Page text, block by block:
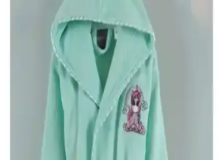
Güvenal Akdeniz ve Özdilek Wedding Bornoz
Setleri Karşılaştırması ve Seçim Rehberi
Bu karşılaştırma, Güvenal Akdeniz ve Özdilek Wedding bornoz
setlerinin özellikleri, kullanıcı yorumları ve avantajlarını analiz
ederek en uygun seçimi yapmanıza yardımcı olur.
Varol Biyeli Şal Yaka Bambu Bornoz ve Varol Orfe
Serisi Pike Otel Bornozu Karşılaştırması
İki yüksek kaliteli bornoz arasındaki farklar, kumaş yapısı, kullanım
kolaylığı ve kullanıcı yorumlarıyla detaylı karşılaştırma.
Arvilla Home ve Özdilek Point Happy Bornoz
Setleri Karşılaştırması: Hangi Ürün Sizin İçin